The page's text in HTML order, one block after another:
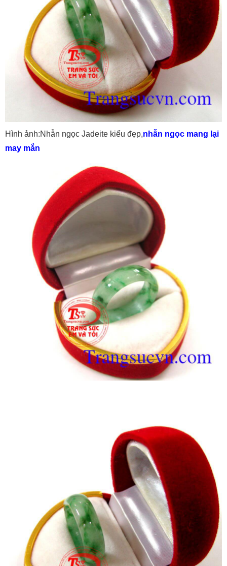
Hình ảnh:Nhẫn ngọc Jadeite kiểu đẹp,nhẫn ngọc mang lại
may mắn